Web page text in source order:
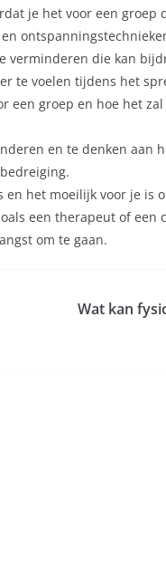
je het voor een groep
die kan
te voelen tijdens het
een groep en hoe het
en te denken aan
het moeilijk voor je is
een therapeut of een
om te gaan.
Wat kan